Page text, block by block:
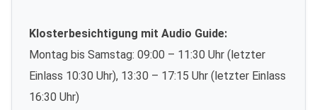
Klosterbesichtigung mit Audio Guide:
Montag bis Samstag: 09:00 – 11:30 Uhr (letzter
Einlass 10:30 Uhr), 13:30 – 17:15 Uhr (letzter Einlass
16:30 Uhr)